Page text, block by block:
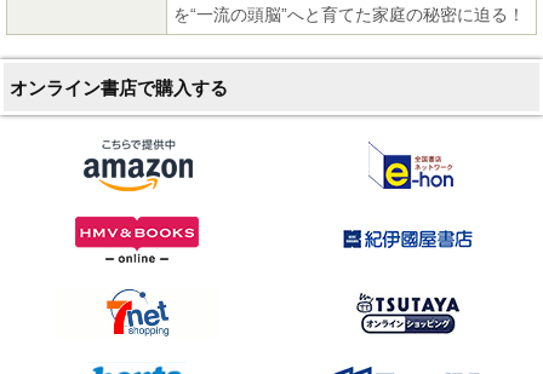
を“一流の頭脳”へと育てた家庭の秘密に迫る！
オンライン書店で購入する